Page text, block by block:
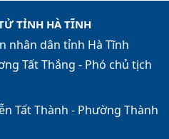
TỈNH HÀ TĨNH
nhân dân tỉnh Hà Tĩnh
Tất Thắng - Phó chủ tịch
Tất Thành - Phường Thành